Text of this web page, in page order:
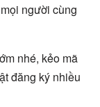
người cùng
nhé, kẻo mã
đăng ký nhiều